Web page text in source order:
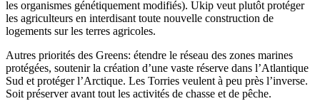
les organismes génétiquement modifiés). Ukip veut plutôt protéger
les agriculteurs en interdisant toute nouvelle construction de
logements sur les terres agricoles.
Autres priorités des Greens: étendre le réseau des zones marines
protégées, soutenir la création d’une vaste réserve dans l’Atlantique
Sud et protéger l’Arctique. Les Torries veulent à peu près l’inverse.
Soit préserver avant tout les activités de chasse et de pêche.